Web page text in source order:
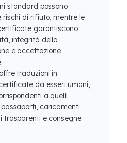
standard possono
rischi di rifiuto, mentre le
garantiscono
integrità della
e accettazione
traduzioni in
da esseri umani,
a quelli
caricamenti
trasparenti e consegne